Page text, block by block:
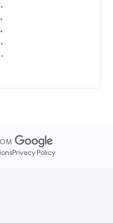
Privacy Policy